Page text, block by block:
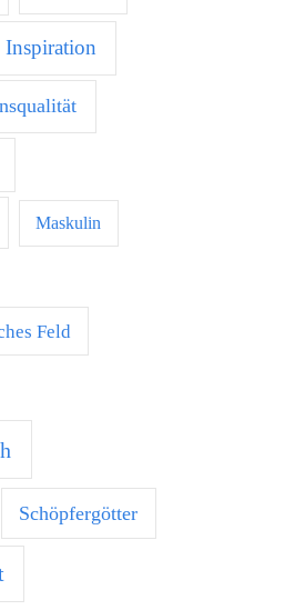
Inspiration
Maskulin
Feld
Schöpfergötter